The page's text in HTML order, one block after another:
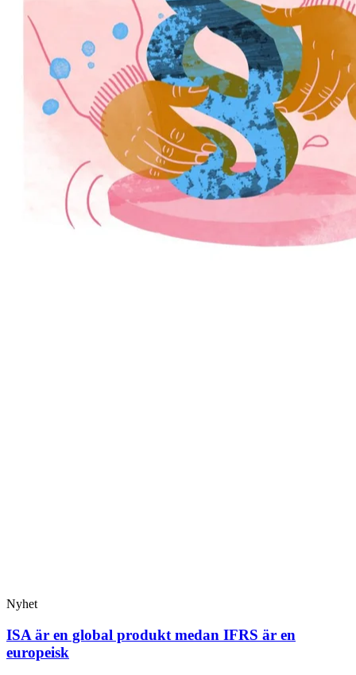
Nyhet
ISA är en global produkt medan IFRS är en
europeisk